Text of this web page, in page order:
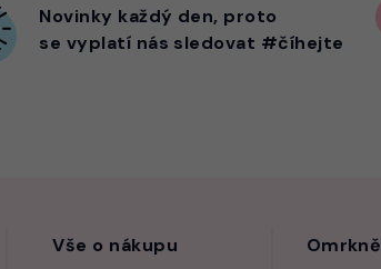
Novinky každý den, proto
se vyplatí nás sledovat #číhejte
Vše o nákupu